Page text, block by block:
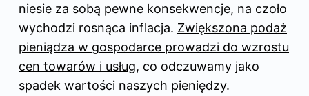
niesie za sobą pewne konsekwencje, na czoło
wychodzi rosnąca inflacja. Zwiększona podaż
pieniądza w gospodarce prowadzi do wzrostu
cen towarów i usług, co odczuwamy jako
spadek wartości naszych pieniędzy.